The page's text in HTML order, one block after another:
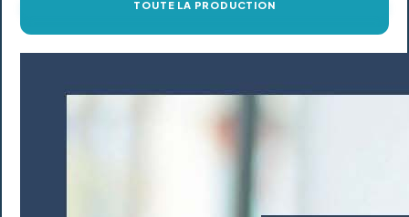
TOUTE LA PRODUCTION